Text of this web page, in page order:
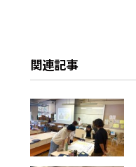
関連記事